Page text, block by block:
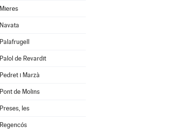
Mieres
Navata
Palafrugell
Palol de Revardit
Pedret i Marzà
Pont de Molins
Preses, les
Regencós